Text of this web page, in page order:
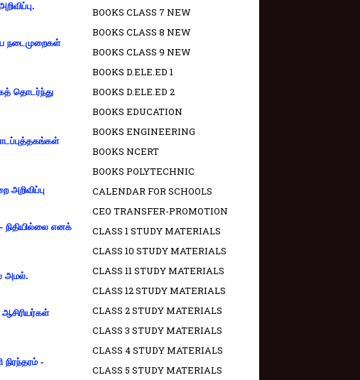
நடைமுறைகள்
தொடர்ந்து
அறிவிப்பு
நிதியில்லை எனக்
அமல்.
ஆசிரியர்கள்
-
BOOKS CLASS 7 NEW
BOOKS CLASS 8 NEW
BOOKS CLASS 9 NEW
BOOKS D.ELE.ED 1
BOOKS D.ELE.ED 2
BOOKS EDUCATION
BOOKS ENGINEERING
BOOKS NCERT
BOOKS POLYTECHNIC
CALENDAR FOR SCHOOLS
CEO TRANSFER-PROMOTION
CLASS 1 STUDY MATERIALS
CLASS 10 STUDY MATERIALS
CLASS 11 STUDY MATERIALS
CLASS 12 STUDY MATERIALS
CLASS 2 STUDY MATERIALS
CLASS 3 STUDY MATERIALS
CLASS 4 STUDY MATERIALS
CLASS 5 STUDY MATERIALS